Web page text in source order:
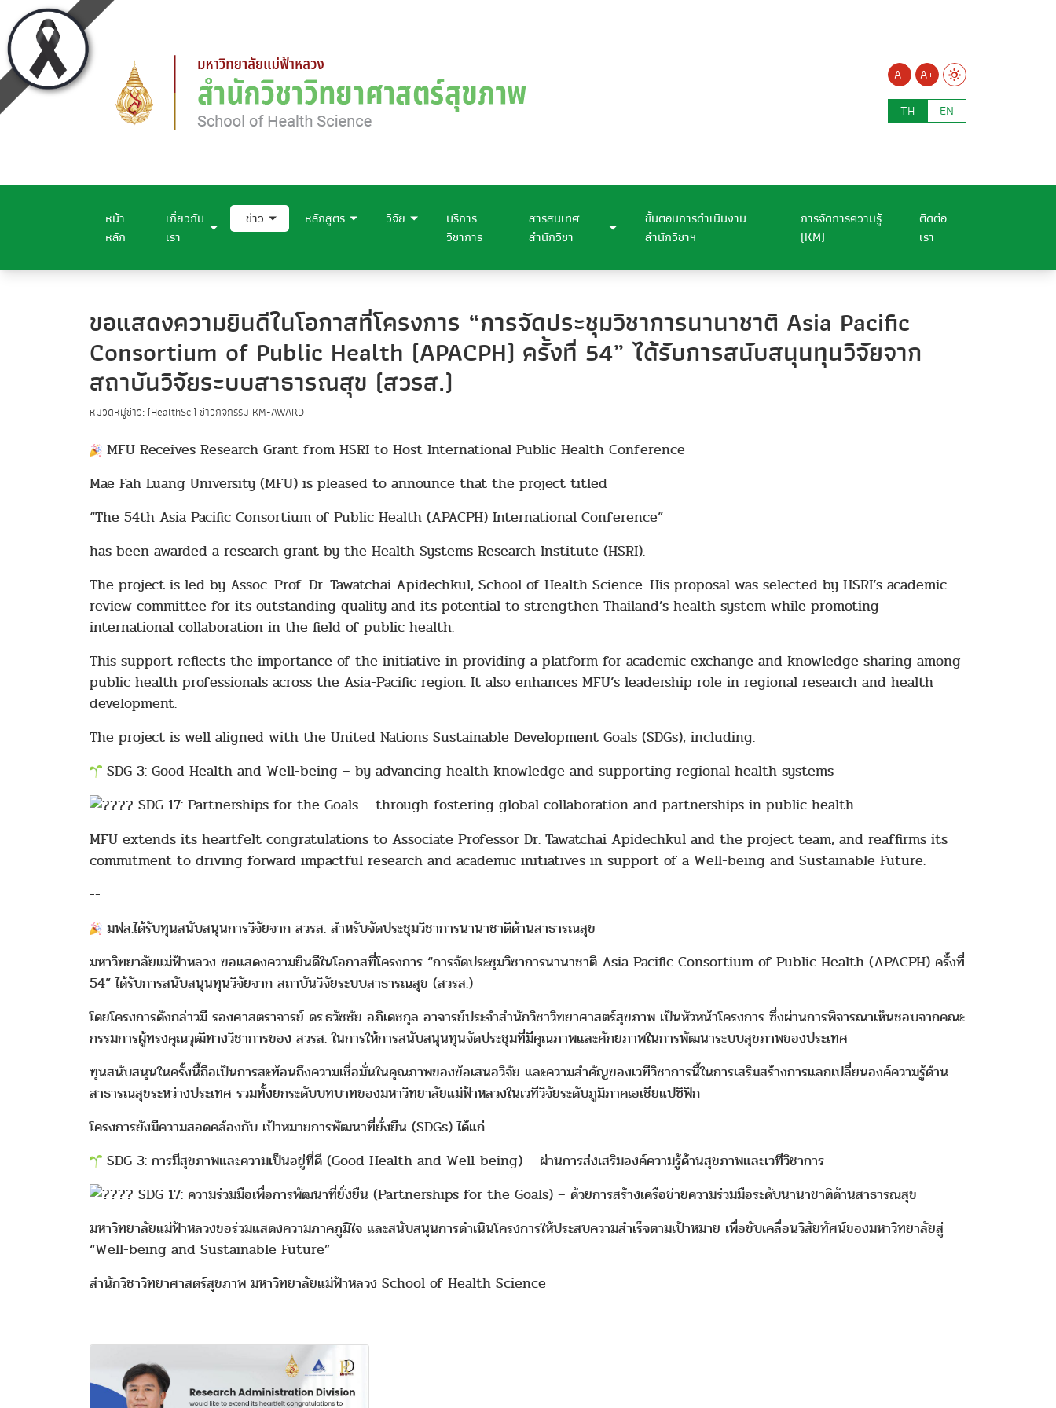
A-
A+
TH
EN
หน้า
หลัก
เกี่ยวกับ
เรา
ข่าว หลักสูตร วิจัย
บริการ
วิชาการ
สารสนเทศ
สำนักวิชา
ขั้นตอนการดำเนินงาน
สำนักวิชาฯ
การจัดการความรู้
(KM)
ติดต่อ
เรา
ขอแสดงความยินดีในโอกาสที่โครงการ “การจัดประชุมวิชาการนานาชาติ Asia Pacific
Consortium of Public Health (APACPH) ครั้งที่ 54” ได้รับการสนับสนุนทุนวิจัยจาก
สถาบันวิจัยระบบสาธารณสุข (สวรส.)
หมวดหมู่ข่าว: [HealthSci] ข่าวกิจกรรม KM-AWARD
MFU Receives Research Grant from HSRI to Host International Public Health Conference
Mae Fah Luang University (MFU) is pleased to announce that the project titled
“The 54th Asia Pacific Consortium of Public Health (APACPH) International Conference”
has been awarded a research grant by the Health Systems Research Institute (HSRI).
The project is led by Assoc. Prof. Dr. Tawatchai Apidechkul, School of Health Science. His proposal was selected by HSRI’s academic
review committee for its outstanding quality and its potential to strengthen Thailand’s health system while promoting
international collaboration in the field of public health.
This support reflects the importance of the initiative in providing a platform for academic exchange and knowledge sharing among
public health professionals across the Asia-Pacific region. It also enhances MFU’s leadership role in regional research and health
development.
The project is well aligned with the United Nations Sustainable Development Goals (SDGs), including:
SDG 3: Good Health and Well-being – by advancing health knowledge and supporting regional health systems
SDG 17: Partnerships for the Goals – through fostering global collaboration and partnerships in public health
MFU extends its heartfelt congratulations to Associate Professor Dr. Tawatchai Apidechkul and the project team, and reaffirms its
commitment to driving forward impactful research and academic initiatives in support of a Well-being and Sustainable Future.
--
มฟล.ได้รับทุนสนับสนุนการวิจัยจาก สวรส. สำหรับจัดประชุมวิชาการนานาชาติด้านสาธารณสุข
มหาวิทยาลัยแม่ฟ้าหลวง ขอแสดงความยินดีในโอกาสที่โครงการ “การจัดประชุมวิชาการนานาชาติ Asia Pacific Consortium of Public Health (APACPH) ครั้งที่
54” ได้รับการสนับสนุนทุนวิจัยจาก สถาบันวิจัยระบบสาธารณสุข (สวรส.)
โดยโครงการดังกล่าวมี รองศาสตราจารย์ ดร.ธวัชชัย อภิเดชกุล อาจารย์ประจำสำนักวิชาวิทยาศาสตร์สุขภาพ เป็นหัวหน้าโครงการ ซึ่งผ่านการพิจารณาเห็นชอบจากคณะ
กรรมการผู้ทรงคุณวุฒิทางวิชาการของ สวรส. ในการให้การสนับสนุนทุนจัดประชุมที่มีคุณภาพและศักยภาพในการพัฒนาระบบสุขภาพของประเทศ
ทุนสนับสนุนในครั้งนี้ถือเป็นการสะท้อนถึงความเชื่อมั่นในคุณภาพของข้อเสนอวิจัย และความสำคัญของเวทีวิชาการนี้ในการเสริมสร้างการแลกเปลี่ยนองค์ความรู้ด้าน
สาธารณสุขระหว่างประเทศ รวมทั้งยกระดับบทบาทของมหาวิทยาลัยแม่ฟ้าหลวงในเวทีวิจัยระดับภูมิภาคเอเชียแปซิฟิก
โครงการยังมีความสอดคล้องกับ เป้าหมายการพัฒนาที่ยั่งยืน (SDGs) ได้แก่
SDG 3: การมีสุขภาพและความเป็นอยู่ที่ดี (Good Health and Well-being) – ผ่านการส่งเสริมองค์ความรู้ด้านสุขภาพและเวทีวิชาการ
SDG 17: ความร่วมมือเพื่อการพัฒนาที่ยั่งยืน (Partnerships for the Goals) – ด้วยการสร้างเครือข่ายความร่วมมือระดับนานาชาติด้านสาธารณสุข
มหาวิทยาลัยแม่ฟ้าหลวงขอร่วมแสดงความภาคภูมิใจ และสนับสนุนการดำเนินโครงการให้ประสบความสำเร็จตามเป้าหมาย เพื่อขับเคลื่อนวิสัยทัศน์ของมหาวิทยาลัยสู่
“Well-being and Sustainable Future”
สำนักวิชาวิทยาศาสตร์สุขภาพ มหาวิทยาลัยแม่ฟ้าหลวง School of Health Science